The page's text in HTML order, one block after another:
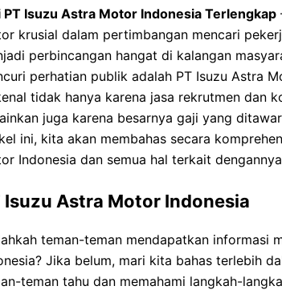
PT Isuzu Astra Motor Indonesia Terlengkap
krusial dalam pertimbangan mencari
perbincangan hangat di kalangan
perhatian publik adalah PT Isuzu Astra
tidak hanya karena jasa rekrutmen dan
juga karena besarnya gaji yang
ini, kita akan membahas secara
Indonesia dan semua hal terkait
Isuzu Astra Motor Indonesia
teman-teman mendapatkan informasi
Jika belum, mari kita bahas terlebih
teman tahu dan memahami langkah-